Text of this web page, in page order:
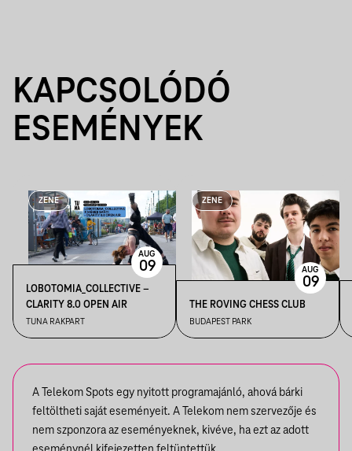
KAPCSOLÓDÓ
ESEMÉNYEK
ZENE
LOBOTOMIA_COLLECTIVE –
CLARITY 8.0 OPEN AIR
TUNA RAKPART
AUG
09
ZENE
THE ROVING CHESS CLUB
BUDAPEST PARK
AUG
09
A Telekom Spots egy nyitott programajánló, ahová bárki
feltöltheti saját eseményeit. A Telekom nem szervezője és
nem szponzora az eseményeknek, kivéve, ha ezt az adott